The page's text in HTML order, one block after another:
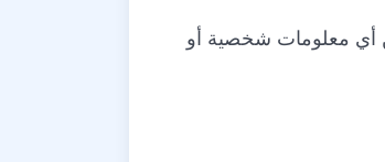
عن أي معلومات شخصية أو